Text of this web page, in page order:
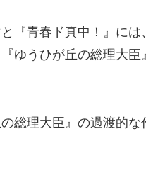
『青春ド真中！』には
ゆうひが丘の総理大臣
総理大臣』の過渡的な